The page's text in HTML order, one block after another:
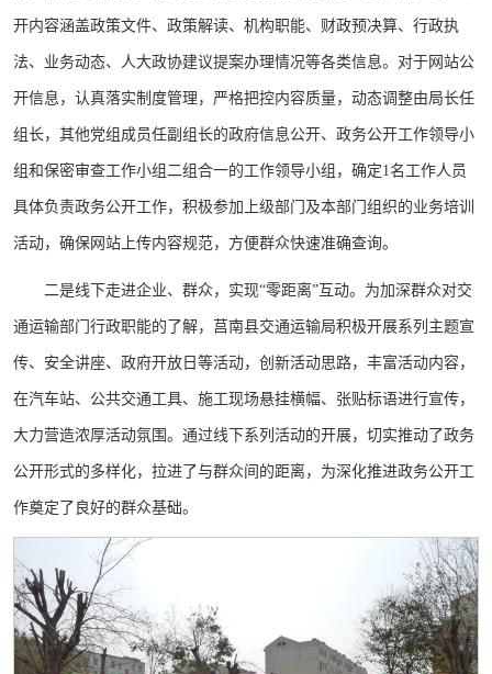
开内容涵盖政策文件、政策解读、机构职能、财政预决算、行政执
法、业务动态、人大政协建议提案办理情况等各类信息。对于网站公
开信息，认真落实制度管理，严格把控内容质量，动态调整由局长任
组长，其他党组成员任副组长的政府信息公开、政务公开工作领导小
组和保密审查工作小组二组合一的工作领导小组，确定1名工作人员
具体负责政务公开工作，积极参加上级部门及本部门组织的业务培训
活动，确保网站上传内容规范，方便群众快速准确查询。
二是线下走进企业、群众，实现“零距离”互动。为加深群众对交
通运输部门行政职能的了解，莒南县交通运输局积极开展系列主题宣
传、安全讲座、政府开放日等活动，创新活动思路，丰富活动内容，
在汽车站、公共交通工具、施工现场悬挂横幅、张贴标语进行宣传，
大力营造浓厚活动氛围。通过线下系列活动的开展，切实推动了政务
公开形式的多样化，拉进了与群众间的距离，为深化推进政务公开工
作奠定了良好的群众基础。